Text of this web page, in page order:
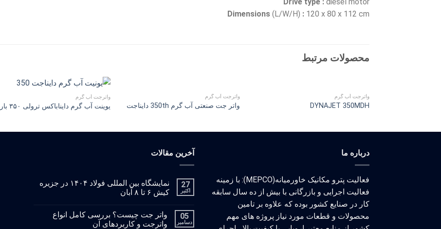
Dimensions (L/W/H) : 120 x 80 x 112 cm
محصولات مرتبط
واترجت آب گرم
DYNAJET 350MDH
واترجت آب گرم
واتر جت صنعتی آب گرم 350th دایناجت
واترجت آب گرم
یوینت آب گرم دایناباکس ترولی ۳۵۰ بار
درباره ما
فعالیت پترو مکانیک خاورمیانه(MEPCO): با زمینه
فعالیت اجرایی و بازرگانی با بیش از ده سال سابقه
کار در صنایع کشور بوده که علاوه بر تامین
محصولات و قطعات مورد نیاز پروژه های مهم
آخرین مقالات
27
اکتبر
نمایشگاه بین المللی فولاد ۱۴۰۴ در جزیره
کیش ۶ تا ۸ آبان
05
دسامبر
واتر جت چیست؟ بررسی کامل انواع
واترجت و کاربردهای آن